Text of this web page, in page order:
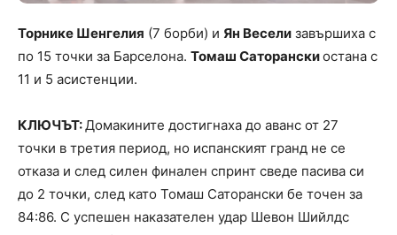
Торнике Шенгелия (7 борби) и Ян Весели завършиха с
по 15 точки за Барселона. Томаш Саторанскиостана с
11 и 5 асистенции.
КЛЮЧЪТ:Домакините достигнаха до аванс от 27
точки в третия период, но испанският гранд не се
отказа и след силен финален спринт сведе пасива си
до 2 точки, след като Томаш Саторански бе точен за
84:86. С успешен наказателен удар Шевон Шийлдс